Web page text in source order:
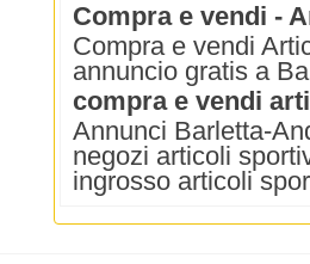
Compra e vendi -
Compra e vendi
annuncio gratis a
compra e vendi
Annunci Barletta-
negozi articoli
ingrosso articoli